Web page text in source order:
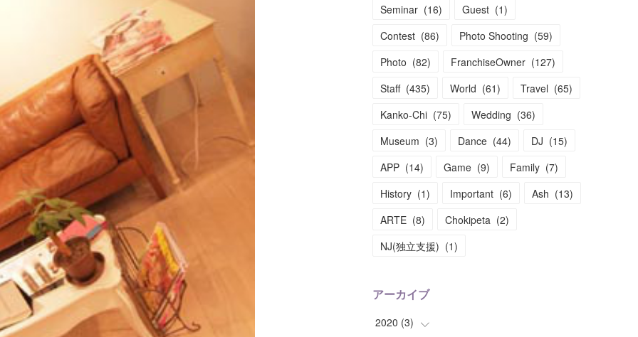
Seminar (16) Guest (1)
Contest (86) Photo Shooting (59)
Photo (82) FranchiseOwner (127)
Staff (435) World (61) Travel (65)
Kanko-Chi (75) Wedding (36)
Museum (3) Dance (44) DJ (15)
APP (14) Game (9) Family (7)
History (1) Important (6) Ash (13)
ARTE (8) Chokipeta (2)
NJ(独立支援) (1)
アーカイブ
2020 (3)